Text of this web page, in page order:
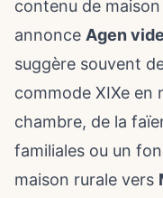
contenu de
annonce Agen
suggère souvent
commode XIXe en
chambre, de la
familiales ou un
maison rurale vers